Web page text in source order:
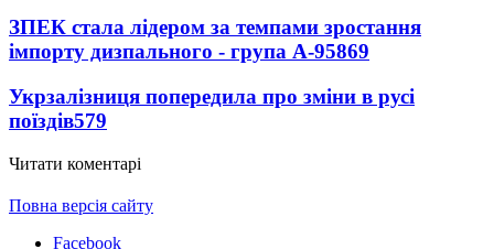
ЗПЕК стала лідером за темпами зростання
імпорту дизпального - група А-95869
Укрзалізниця попередила про зміни в русі
поїздів579
Читати коментарі
Повна версія сайту
Facebook